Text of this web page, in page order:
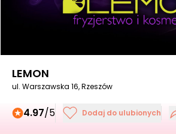
LEMON
ul. Warszawska 16, Rzeszów
4.97/5 Dodaj do ulubionych